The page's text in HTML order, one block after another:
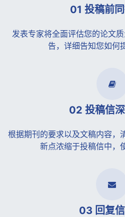
01 投稿前
发表专家将全面评估您的论文
告，详细告知您如何
02 投稿信
根据期刊的要求以及文稿内容，
新点浓缩于投稿信中，
03 回复